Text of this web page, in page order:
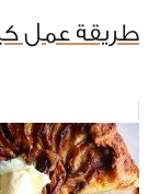
طريقة عمل